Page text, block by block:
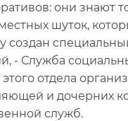
они знают
шуток,
создан
- Служба
отдела
и дочерних
служб.